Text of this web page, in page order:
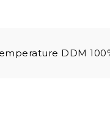
DDM